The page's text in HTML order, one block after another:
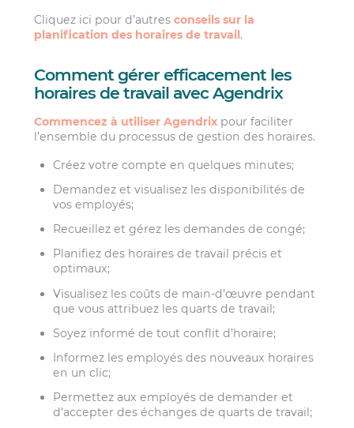
Cliquez ici pour d’autresconseils sur la
planification des horaires de travail.
Comment gérer efficacement les
horaires de travail avec Agendrix
Commencez à utiliser Agendrix pour faciliter
l’ensemble du processus de gestion des horaires.
Créez votre compte en quelques minutes;
Demandez et visualisez les disponibilités de
vos employés;
Recueillez et gérez les demandes de congé;
Planifiez des horaires de travail précis et
optimaux;
Visualisez les coûts de main-d’œuvre pendant
que vous attribuez les quarts de travail;
Soyez informé de tout conflit d’horaire;
Informez les employés des nouveaux horaires
en un clic;
Permettez aux employés de demander et
d’accepter des échanges de quarts de travail;